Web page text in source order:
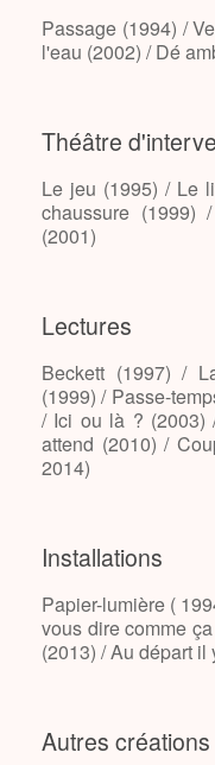
Passage (1994) /
l'eau (2002) / Dé
Théâtre
Le jeu (1995) / Le
chaussure
(2001)
Lectures
Beckett (1997) /
(1999) / Passe-
/ Ici ou là ? (2003)
attend (2010) /
2014)
Installations
Papier-lumière (
vous dire comme
(2013) / Au départ il
Autres